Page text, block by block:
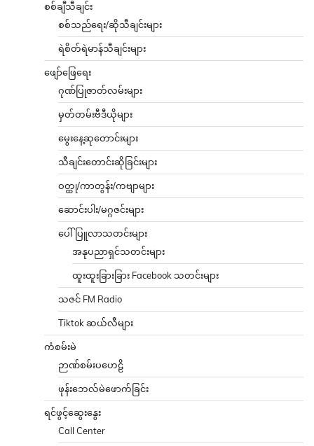
စစ်ချီသီချင်း
စစ်သည်ရေး/ဆိုသီချင်းများ
ရဲစိတ်ရဲမာန်သီချင်းများ
ဖျော်ဖြေရေး
ဂုဏ်ပြုဇာတ်လမ်းများ
မှတ်တမ်းဗီဒီယိုများ
မွေးနေ့ဆုတောင်းများ
သီချင်းတောင်းဆိုခြင်းများ
ဝတ္ထု/ကာတွန်း/ကဗျာများ
ဆောင်းပါး/မဂ္ဂဇင်းများ
ပေါ်ပြူလာသတင်းများ
အနုပညာရှင်သတင်းများ
ထူးထူးခြားခြား Facebook သတင်းများ
သဇင် FM Radio
Tiktok ဆယ်လီများ
ကံစမ်းမဲ
ဉာဏ်စမ်းပဟေဠိ
ဖုန်းဘေလ်မဲဖောက်ခြင်း
ရင်ဖွင့်ဆွေးနွေး
Call Center